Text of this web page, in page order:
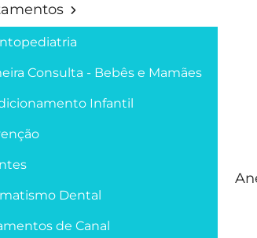
Consulta - Bebês e Mamães
Infantil
Dental
de Canal